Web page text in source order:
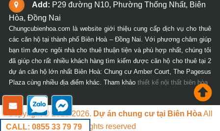
Add: P29 đường N10, Phường Thống Nhất, Biên
Hòa, Đồng Nai
Chungcubienhoa.com là website giới thiệu cung cấp dịch vụ cho thuê
các căn hộ tại thành phố Biên Hoà – Đồng Nai. Với phương châm giúp
bạn tìm được ngôi nhà cho thuê thuận tiện và phù hợp nhất, chúng tôi
đã giúp cho rất nhiều khách hàng tìm kiếm được căn hộ cho thuê tại 2
dự án căn hộ lớn nhất Biên Hoà: Chung cư Amber Court, The Pagesus
Plaza cùng nhiều địa điểm khác. Tham khảo thiết kế nội thất biên hòa
CALL: 0855 33 79 79
Copyright © 2018-2026. Dự án chung cư tại Biên HòaAll
rights reserved